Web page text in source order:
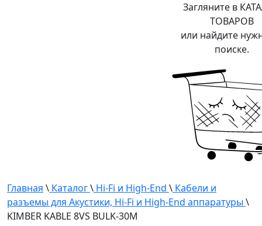
Загляните в
ТОВАРОВ
или найдите
поиске.
Главная \ Каталог\ Hi-Fi и High-End \ Кабели и
разъемы для Акустики, Hi-Fi и High-End аппаратуры \
KIMBER KABLE 8VS BULK-30M